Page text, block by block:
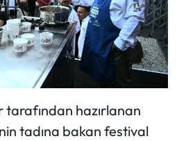
tarafından hazırlanan
tadına bakan festival